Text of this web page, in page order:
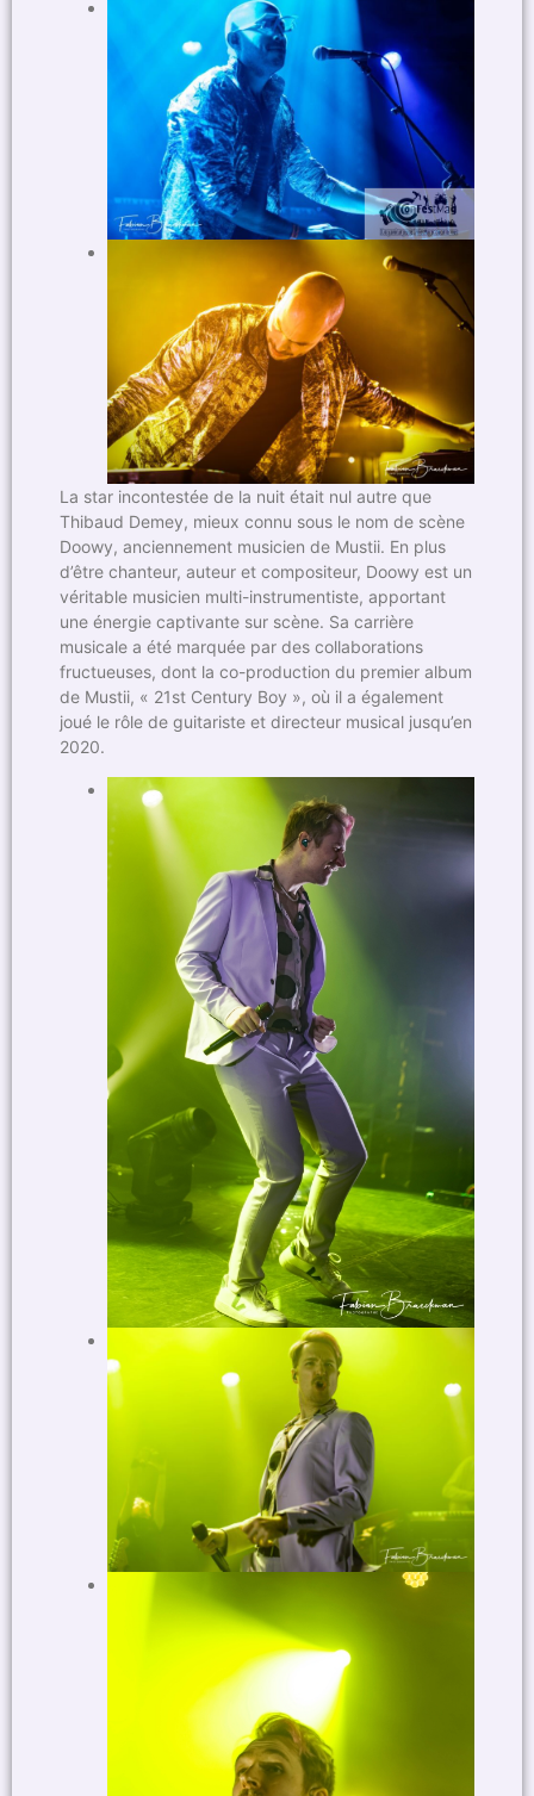
La star incontestée de la nuit était nul autre que
Thibaud Demey, mieux connu sous le nom de scène
Doowy, anciennement musicien de Mustii. En plus
d’être chanteur, auteur et compositeur, Doowy est un
véritable musicien multi-instrumentiste, apportant
une énergie captivante sur scène. Sa carrière
musicale a été marquée par des collaborations
fructueuses, dont la co-production du premier album
de Mustii, « 21st Century Boy », où il a également
joué le rôle de guitariste et directeur musical jusqu’en
2020.